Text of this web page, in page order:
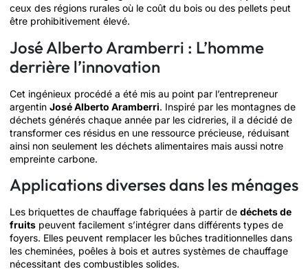
ceux des régions rurales où le coût du bois ou des pellets peut
être prohibitivement élevé.
José Alberto Aramberri : L’homme
derrière l’innovation
Cet ingénieux procédé a été mis au point par l’entrepreneur
argentin José Alberto Aramberri. Inspiré par les montagnes de
déchets générés chaque année par les cidreries, il a décidé de
transformer ces résidus en une ressource précieuse, réduisant
ainsi non seulement les déchets alimentaires mais aussi notre
empreinte carbone.
Applications diverses dans les ménages
Les briquettes de chauffage fabriquées à partir de déchets de
fruits peuvent facilement s’intégrer dans différents types de
foyers. Elles peuvent remplacer les bûches traditionnelles dans
les cheminées, poêles à bois et autres systèmes de chauffage
nécessitant des combustibles solides.